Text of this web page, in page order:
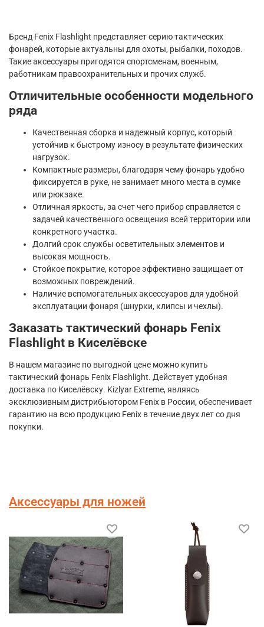
Бренд Fenix Flashlight представляет серию тактических
фонарей, которые актуальны для охоты, рыбалки, походов.
Такие аксессуары пригодятся спортсменам, военным,
работникам правоохранительных и прочих служб.
Отличительные особенности модельного
ряда
Качественная сборка и надежный корпус, который
устойчив к быстрому износу в результате физических
нагрузок.
Компактные размеры, благодаря чему фонарь удобно
фиксируется в руке, не занимает много места в сумке
или рюкзаке.
Отличная яркость, за счет чего прибор справляется с
задачей качественного освещения всей территории или
конкретного участка.
Долгий срок службы осветительных элементов и
высокая мощность.
Стойкое покрытие, которое эффективно защищает от
возможных повреждений.
Наличие вспомогательных аксессуаров для удобной
эксплуатации фонаря (шнурки, клипсы и чехлы).
Заказать тактический фонарь Fenix
Flashlight в Киселёвске
В нашем магазине по выгодной цене можно купить
тактический фонарь Fenix Flashlight. Действует удобная
доставка по Киселёвску. Kizlyar Extreme, являясь
эксклюзивным дистрибьютором Fenix в России, обеспечивает
гарантию на всю продукцию Fenix в течение двух лет со дня
покупки.
Аксессуары для ножей